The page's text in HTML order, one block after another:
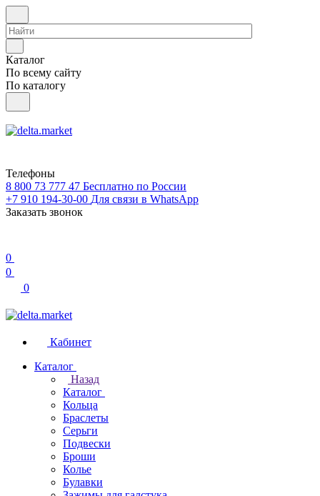
Каталог
По всему сайту
По каталогу
Телефоны
8 800 73 777 47 Бесплатно по России
+7 910 194-30-00 Для связи в WhatsApp
Заказать звонок
0
0
0
Кабинет
Каталог
Назад
Каталог
Кольца
Браслеты
Серьги
Подвески
Броши
Колье
Булавки